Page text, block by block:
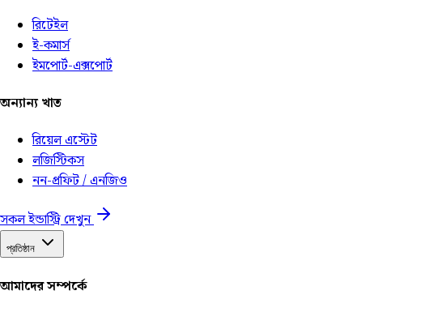
রিটেইল
ই-কমার্স
ইমপোর্ট-এক্সপোর্ট
অন্যান্য খাত
রিয়েল এস্টেট
লজিস্টিকস
নন-প্রফিট / এনজিও
সকল ইন্ডাস্ট্রি দেখুন
প্রতিষ্ঠান
আমাদের সম্পর্কে